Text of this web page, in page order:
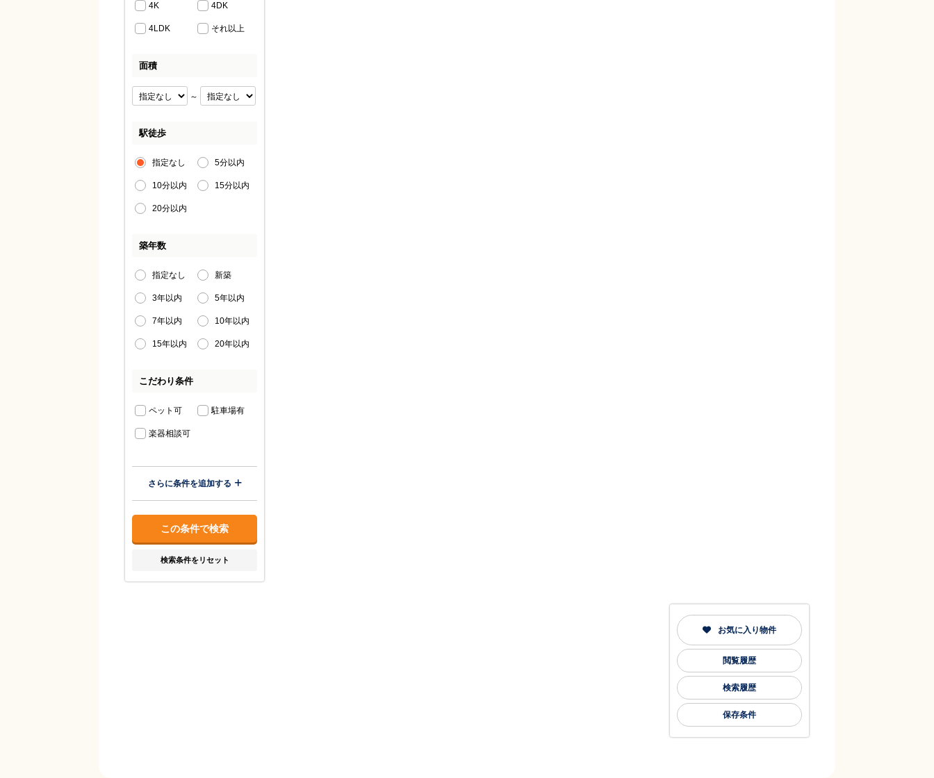
4K 4DK
4LDK それ以上
面積
～
駅徒歩
指定なし 5分以内
10分以内 15分以内
20分以内
築年数
指定なし 新築
3年以内 5年以内
7年以内 10年以内
15年以内 20年以内
こだわり条件
ペット可 駐車場有
楽器相談可
さらに条件を追加する
検索条件をリセット
お気に入り物件
閲覧履歴
検索履歴
保存条件